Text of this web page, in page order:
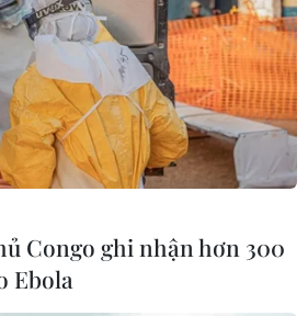
Congo ghi nhận hơn 300
Ebola